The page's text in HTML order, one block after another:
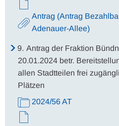
Antrag (Antrag
Adenauer-Allee)
9. Antrag der Fraktion
20.01.2024 betr.
allen Stadtteilen frei
Plätzen
2024/56 AT